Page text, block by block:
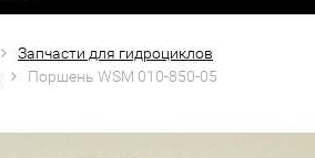
Запчасти для гидроциклов
Поршень WSM 010-850-05